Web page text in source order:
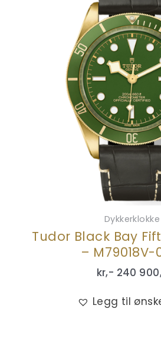
Dykkerklokke
Tudor Black Bay
– M79018V-
kr,- 240 900
Legg til